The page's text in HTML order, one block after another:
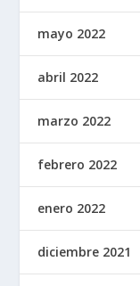
mayo 2022
abril 2022
marzo 2022
febrero 2022
enero 2022
diciembre 2021